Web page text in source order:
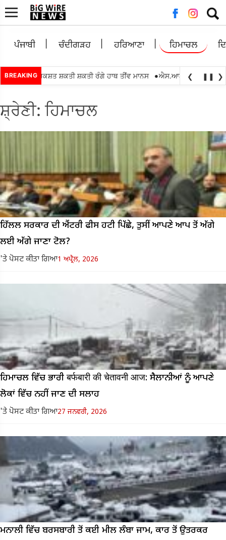
ਲਈ
ਖੋਜ:
ਪੰਜਾਬੀ ਚੰਦੀਗੜਹ ਹਰਿਆਣਾ ਹਿਮਾਚਲ
BREAKING
ਵਿਕਾਸ ਰਿਕਸ਼ਤ ਸ਼ਕਤੀ ਸ਼ਕਤੀ ਰੰਗੇ ਹਾਥ ਤੀਂਵ ਮਾਨਸ •ਐਸ.ਆਈ.ਆਰ.2026 ਇੰਟਰ
❮ ❚❚ ❯
ਸ਼੍ਰੇਣੀ:ਹਿਮਾਚਲ
ਹਿੱਲਲ ਸਰਕਾਰ ਦੀ ਐਂਟਰੀ ਫੀਸ ਹਟੀ ਪਿੱਛੇ, ਤੁਸੀਂ ਆਪਣੇ ਆਪ ਤੋਂ ਅੱਗੇ
ਲਈ ਅੱਗੇ ਜਾਣਾ ਟੋਲ?
'ਤੇ ਪੋਸਟ ਕੀਤਾ ਗਿਆ1 ਅਪ੍ਰੈਲ, 2026
ਹਿਮਾਚਲ ਵਿੱਚ ਭਾਰੀ बर्फबारी की चेतावनी आज: ਸੈਲਾਨੀਆਂ ਨੂੰ ਆਪਣੇ
ਲੋਕਾਂ ਵਿੱਚ ਨਹੀਂ ਜਾਣ ਦੀ ਸਲਾਹ
'ਤੇ ਪੋਸਟ ਕੀਤਾ ਗਿਆ27 ਜਨਵਰੀ, 2026
ਮਨਾਲੀ ਵਿੱਚ ਬਰਸਬਾਰੀ ਤੋਂ ਕਈ ਮੀਲ ਲੰਬਾ ਜਾਮ, ਕਾਰ ਤੋਂ ਉਤਰਕਰ